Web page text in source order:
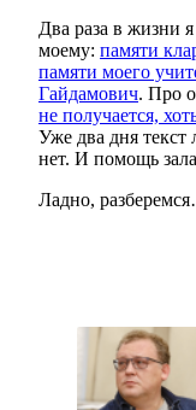
Два раза в жизни
моему: памяти
памяти моего
Гайдамович. Про
не получается,
Уже два дня текст
нет. И помощь
Ладно,